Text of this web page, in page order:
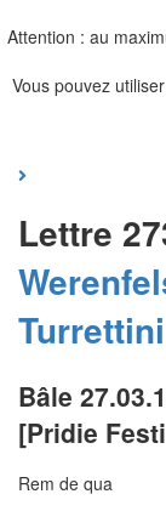
Attention : au
Vous pouvez
Lettre
Turrettini
Bâle
[Pridie
Rem de qua